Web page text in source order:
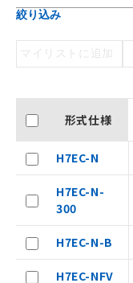
絞り込み
マイリストに追加
形式仕様
H7EC-N
H7EC-N-
300
H7EC-N-B
H7EC-NFV